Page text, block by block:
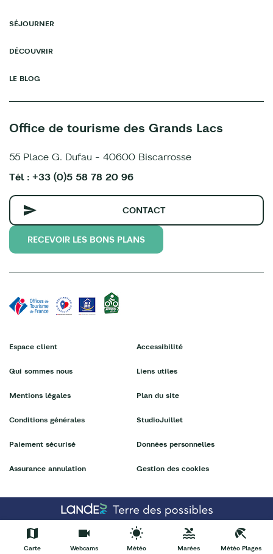
SÉJOURNER
DÉCOUVRIR
LE BLOG
Office de tourisme des Grands Lacs
55 Place G. Dufau - 40600 Biscarrosse
Tél : +33 (0)5 58 78 20 96
CONTACT
RECEVOIR LES BONS PLANS
Espace client
Qui sommes nous
Mentions légales
Conditions générales
Paiement sécurisé
Assurance annulation
Accessibilité
Liens utiles
Plan du site
StudioJuillet
Données personnelles
Gestion des cookies
Carte Webcams Météo Marées Météo Plages